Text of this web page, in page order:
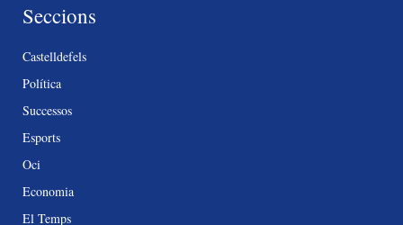
Seccions
Castelldefels
Política
Successos
Esports
Oci
Economia
El Temps